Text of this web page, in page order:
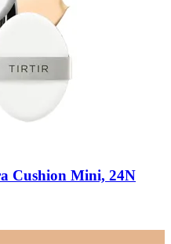
Cushion Mini, 24N